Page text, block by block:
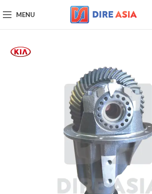
MENU